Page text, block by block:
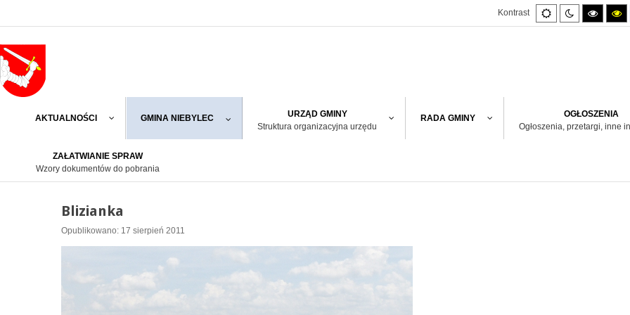
Kontrast
Default
mode
Night
mode
High
AKTUALNOŚCI GMINA NIEBYLEC
URZĄD GMINY
Struktura organizacyjna urzędu
RADA GMINY
OGŁOSZENIA
Ogłoszenia, przetargi, inne
ZAŁATWIANIE SPRAW
Wzory dokumentów do pobrania
Blizianka
Opublikowano: 17 sierpień 2011